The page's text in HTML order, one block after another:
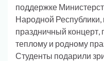
поддержке
Народной
праздничный
теплому и родному
Студенты подарили